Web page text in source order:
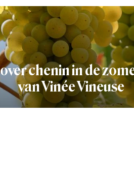
chenin in de
van Vinée Vineuse